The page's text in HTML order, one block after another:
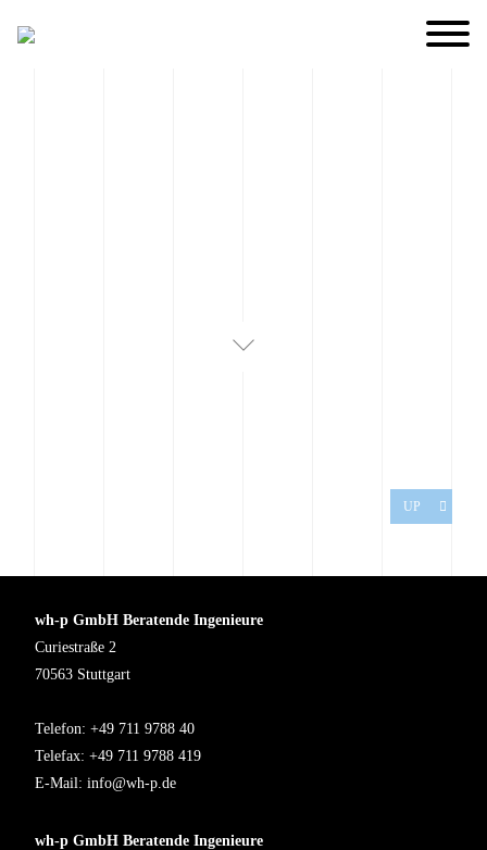
UP
wh-p GmbH Beratende Ingenieure
Curiestraße 2
70563 Stuttgart
Telefon: +49 711 9788 40
Telefax: +49 711 9788 419
E-Mail: info@wh-p.de
wh-p GmbH Beratende Ingenieure